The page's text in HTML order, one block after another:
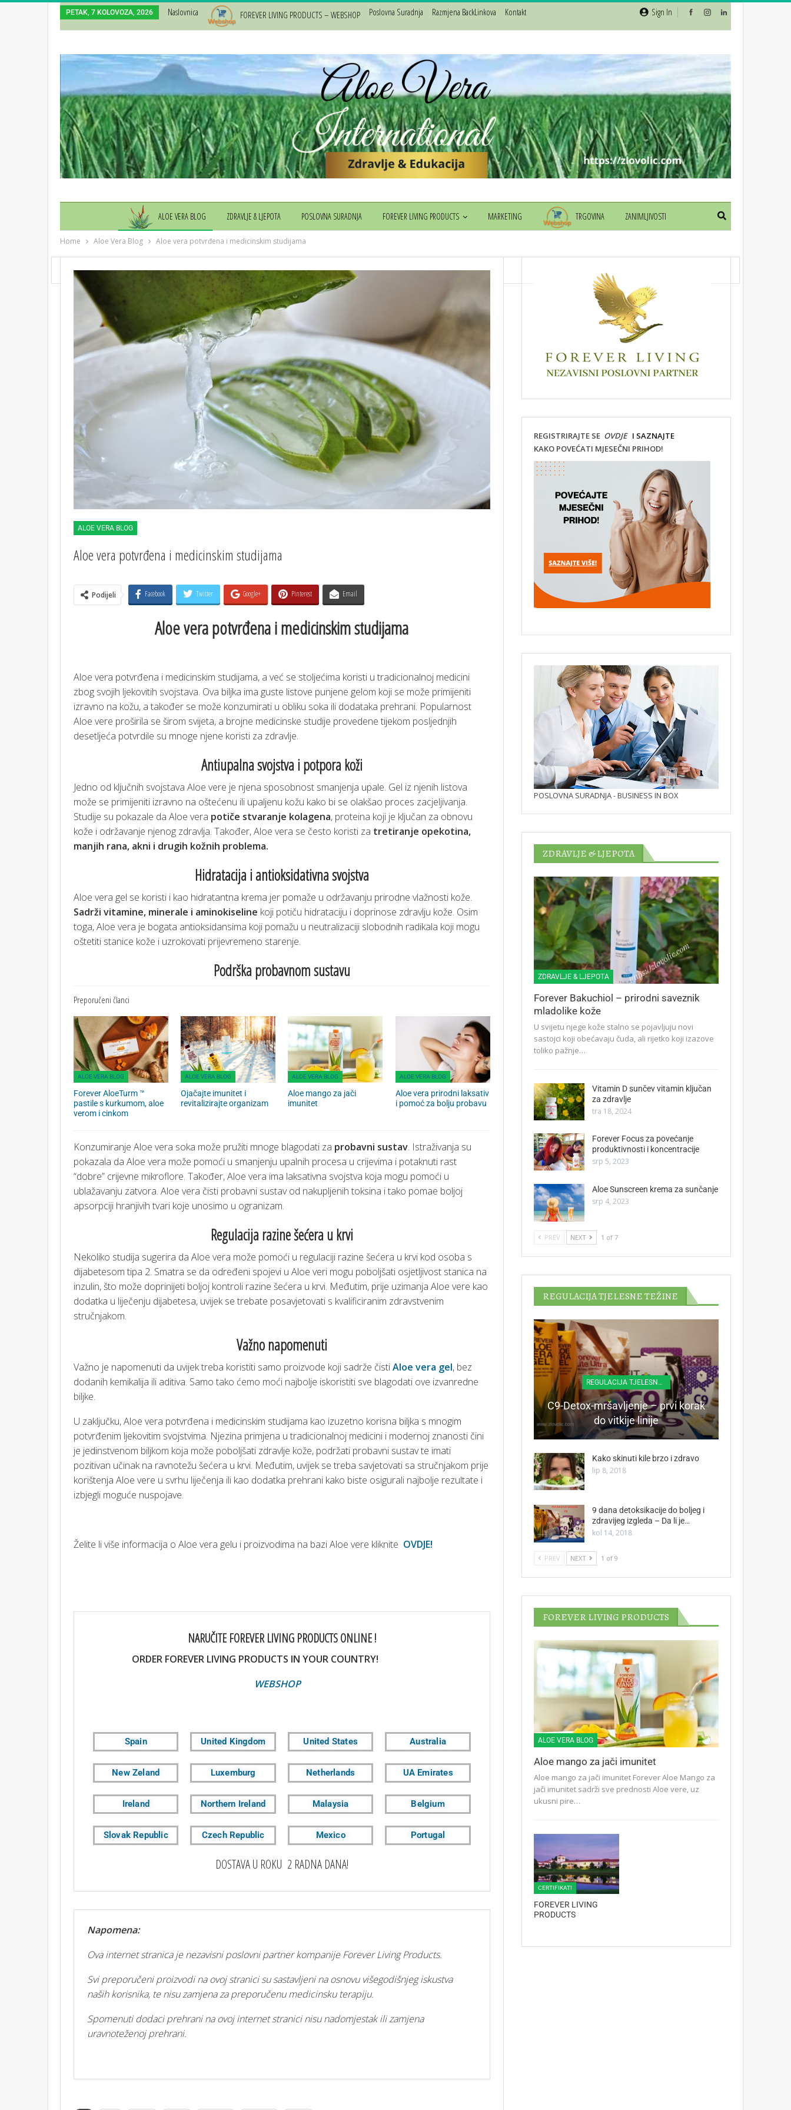
Sign In
PETAK, 7 KOLOVOZA, 2026 Naslovnica FOREVER LIVING PRODUCTS – WEBSHOP Poslovna Suradnja Razmjena BackLinkova Kontakt
ALOE VERA BLOG ZDRAVLJE & LJEPOTA POSLOVNA SURADNJA FOREVER LIVING PRODUCTS MARKETING TRGOVINA ZANIMLJIVOSTI
Home Aloe Vera Blog Aloe vera potvrđena i medicinskim studijama
ALOE VERA BLOG
Aloe vera potvrđena i medicinskim studijama
Podijeli Facebook Twitter Google+ Pinterest Email
Aloe vera potvrđena i medicinskim studijama
Aloe vera potvrđena i medicinskim studijama, a već se stoljećima koristi u tradicionalnoj medicini
zbog svojih ljekovitih svojstava. Ova biljka ima guste listove punjene gelom koji se može primijeniti
izravno na kožu, a također se može konzumirati u obliku soka ili dodataka prehrani. Popularnost
Aloe vere proširila se širom svijeta, a brojne medicinske studije provedene tijekom posljednjih
desetljeća potvrdile su mnoge njene koristi za zdravlje.
Antiupalna svojstva i potpora koži
Jedno od ključnih svojstava Aloe vere je njena sposobnost smanjenja upale. Gel iz njenih listova
može se primijeniti izravno na oštećenu ili upaljenu kožu kako bi se olakšao proces zacjeljivanja.
Studije su pokazale da Aloe vera potiče stvaranje kolagena, proteina koji je ključan za obnovu
kože i održavanje njenog zdravlja. Također, Aloe vera se često koristi za tretiranje opekotina,
manjih rana, akni i drugih kožnih problema.
Hidratacija i antioksidativna svojstva
Aloe vera gel se koristi i kao hidratantna krema jer pomaže u održavanju prirodne vlažnosti kože.
Sadrži vitamine, minerale i aminokiseline koji potiču hidrataciju i doprinose zdravlju kože. Osim
toga, Aloe vera je bogata antioksidansima koji pomažu u neutralizaciji slobodnih radikala koji mogu
oštetiti stanice kože i uzrokovati prijevremeno starenje.
Podrška probavnom sustavu
Preporučeni članci
ALOE VERA BLOG
Forever AloeTurm ™
pastile s kurkumom, aloe
verom i cinkom
ALOE VERA BLOG
Ojačajte imunitet i
revitalizirajte organizam
ALOE VERA BLOG
Aloe mango za jači
imunitet
ALOE VERA BLOG
Aloe vera prirodni laksativ
i pomoć za bolju probavu
Konzumiranje Aloe vera soka može pružiti mnoge blagodati za probavni sustav. Istraživanja su
pokazala da Aloe vera može pomoći u smanjenju upalnih procesa u crijevima i potaknuti rast
“dobre” crijevne mikroflore. Također, Aloe vera ima laksativna svojstva koja mogu pomoći u
ublažavanju zatvora. Aloe vera čisti probavni sustav od nakupljenih toksina i tako pomae boljoj
apsorpciji hranjivih tvari koje unosimo u ogranizam.
Regulacija razine šećera u krvi
Nekoliko studija sugerira da Aloe vera može pomoći u regulaciji razine šećera u krvi kod osoba s
dijabetesom tipa 2. Smatra se da određeni spojevi u Aloe veri mogu poboljšati osjetljivost stanica na
inzulin, što može doprinijeti boljoj kontroli razine šećera u krvi. Međutim, prije uzimanja Aloe vere kao
dodatka u liječenju dijabetesa, uvijek se trebate posavjetovati s kvalificiranim zdravstvenim
stručnjakom.
Važno napomenuti
Važno je napomenuti da uvijek treba koristiti samo proizvode koji sadrže čistiAloe vera gel, bez
dodanih kemikalija ili aditiva. Samo tako ćemo moći najbolje iskoristiti sve blagodati ove izvanredne
biljke.
U zaključku, Aloe vera potvrđena i medicinskim studijama kao izuzetno korisna biljka s mnogim
potvrđenim ljekovitim svojstvima. Njezina primjena u tradicionalnoj medicini i modernoj znanosti čini
je jedinstvenom biljkom koja može poboljšati zdravlje kože, podržati probavni sustav te imati
pozitivan učinak na ravnotežu šećera u krvi. Međutim, uvijek se treba savjetovati sa stručnjakom prije
korištenja Aloe vere u svrhu liječenja ili kao dodatka prehrani kako biste osigurali najbolje rezultate i
izbjegli moguće nuspojave.
Želite li više informacija o Aloe vera gelu i proizvodima na bazi Aloe vere kliknite OVDJE!
NARUČITE FOREVER LIVING PRODUCTS ONLINE !
ORDER FOREVER LIVING PRODUCTS IN YOUR COUNTRY!
WEBSHOP
Spain
New Zeland
Ireland
Slovak Republic
United Kingdom
Luxemburg
Northern Ireland
Czech Republic
United States
Netherlands
Malaysia
Mexico
Australia
UA Emirates
Belgium
Portugal
DOSTAVA U ROKU 2 RADNA DANA!
Napomena:
Ova internet stranica je nezavisni poslovni partner kompanije Forever Living Products.
Svi preporučeni proizvodi na ovoj stranici su sastavljeni na osnovu višegodišnjeg iskustva
naših korisnika, te nisu zamjena za preporučenu medicinsku terapiju.
Spomenuti dodaci prehrani na ovoj internet stranici nisu nadomjestak ili zamjena
uravnoteženoj prehrani.
REGISTRIRAJTE SE OVDJEI SAZNAJTE
KAKO POVEĆATI MJESEČNI PRIHOD!
POSLOVNA SURADNJA - BUSINESS IN BOX
ZDRAVLJE & LJEPOTA
ZDRAVLJE & LJEPOTA
Forever Bakuchiol – prirodni saveznik
mladolike kože
U svijetu njege kože stalno se pojavljuju novi
sastojci koji obećavaju čuda, ali rijetko koji izazove
toliko pažnje…
Vitamin D sunčev vitamin ključan
za zdravlje
tra 18, 2024
Forever Focus za povećanje
produktivnosti i koncentracije
srp 5, 2023
Aloe Sunscreen krema za sunčanje
srp 4, 2023
PREV NEXT 1 of 7
REGULACIJA TJELESNE TEŽINE
REGULACIJA TJELESNE TEŽINE
C9-Detox-mršavljenje – prvi korak
do vitkije linije
Kako skinuti kile brzo i zdravo
lip 8, 2018
9 dana detoksikacije do boljeg i
zdravijeg izgleda – Da li je…
kol 14, 2018
PREV NEXT 1 of 9
FOREVER LIVING PRODUCTS
ALOE VERA BLOG
Aloe mango za jači imunitet
Aloe mango za jači imunitet Forever Aloe Mango za
jači imunitet sadrži sve prednosti Aloe vere, uz
ukusni pire…
CERTIFIKATI
FOREVER LIVING
PRODUCTS